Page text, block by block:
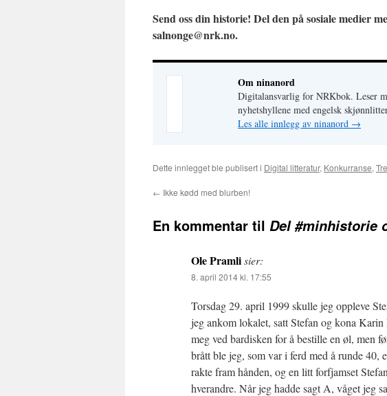
Send oss din historie! Del den på sosiale medier
salnonge@nrk.no.
Om ninanord
Digitalansvarlig for NRKbok. Leser
nyhetshyllene med engelsk
Les alle innlegg av ninanord →
Dette innlegget ble publisert i Digital litteratur, Konkurranse,
← Ikke kødd med blurben!
En kommentar til Del #minhistorie
Ole Pramlisier:
8. april 2014 kl. 17:55
Torsdag 29. april 1999 skulle jeg oppleve
jeg ankom lokalet, satt Stefan og kona
meg ved bardisken for å bestille en øl, men
brått ble jeg, som var i ferd med å runde 40,
rakte fram hånden, og en litt forfjamset
hverandre. Når jeg hadde sagt A, våget jeg